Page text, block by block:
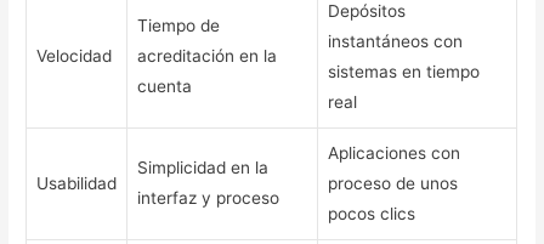
Velocidad
Tiempo de
acreditación en la
cuenta
Depósitos
instantáneos con
sistemas en tiempo
real
Usabilidad
Simplicidad en la
interfaz y proceso
Aplicaciones con
proceso de unos
pocos clics